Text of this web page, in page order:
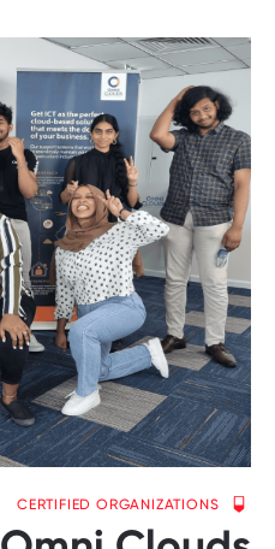
CERTIFIED ORGANIZATIONS